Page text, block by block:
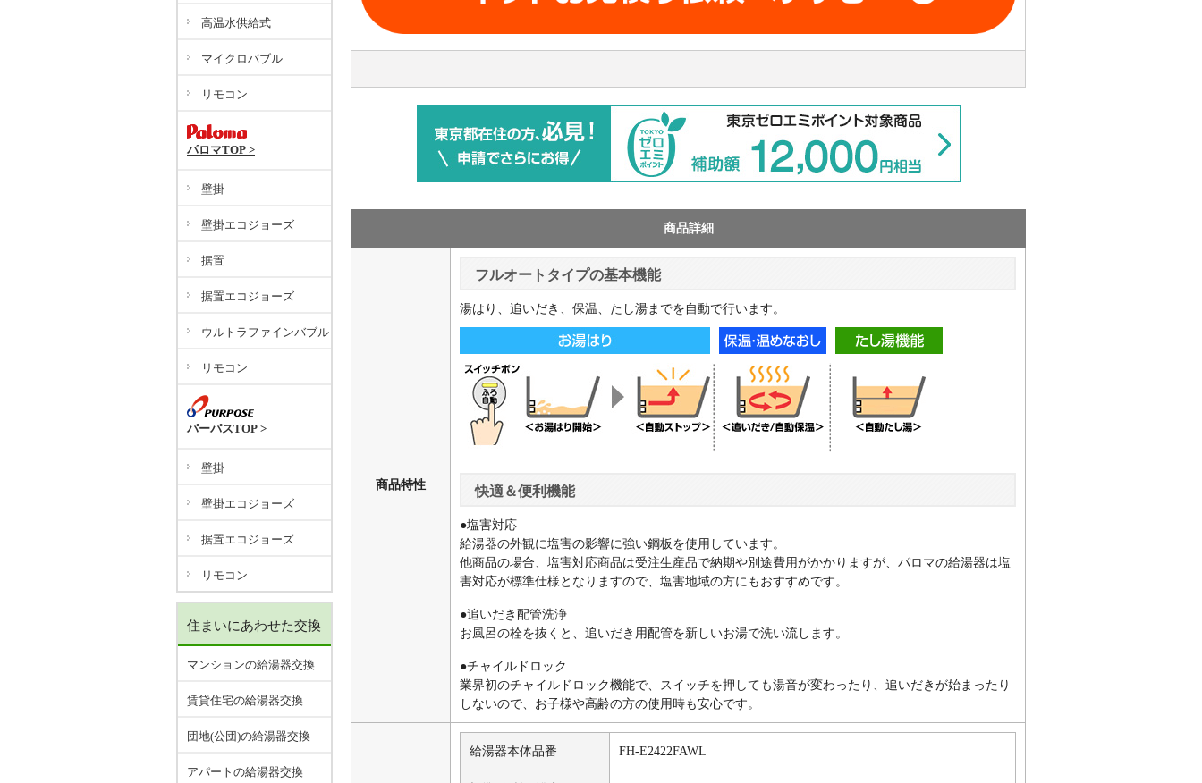
商品詳細
商品特性
フルオートタイプの基本機能
湯はり、追いだき、保温、たし湯までを自動で行います。
快適＆便利機能
●塩害対応
給湯器の外観に塩害の影響に強い鋼板を使用しています。
他商品の場合、塩害対応商品は受注生産品で納期や別途費用がかかりますが、パロマの給湯器は塩
害対応が標準仕様となりますので、塩害地域の方にもおすすめです。
●追いだき配管洗浄
お風呂の栓を抜くと、追いだき用配管を新しいお湯で洗い流します。
●チャイルドロック
業界初のチャイルドロック機能で、スイッチを押しても湯音が変わったり、追いだきが始まったり
しないので、お子様や高齢の方の使用時も安心です。
給湯器本体品番 FH-E2422FAWL
高温水供給式
マイクロバブル
リモコン
パロマTOP >
壁掛
壁掛エコジョーズ
据置
据置エコジョーズ
ウルトラファインバブル
リモコン
パーパスTOP >
壁掛
壁掛エコジョーズ
据置エコジョーズ
リモコン
住まいにあわせた交換
マンションの給湯器交換
賃貸住宅の給湯器交換
団地(公団)の給湯器交換
アパートの給湯器交換